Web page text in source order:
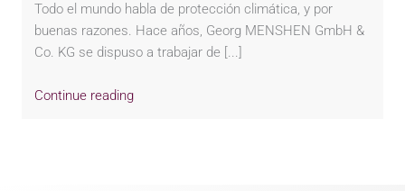
Todo el mundo habla de protección climática, y por
buenas razones. Hace años, Georg MENSHEN GmbH &
Co. KG se dispuso a trabajar de [...]
Continue reading